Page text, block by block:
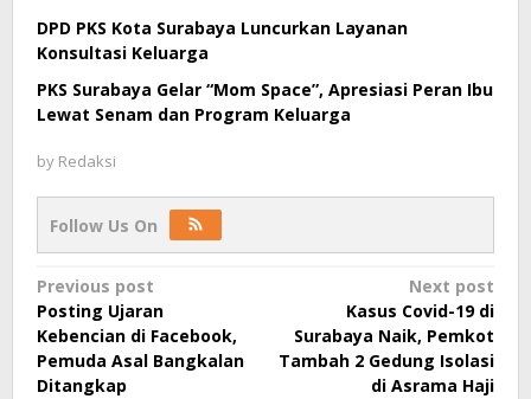
DPD PKS Kota Surabaya Luncurkan Layanan
Konsultasi Keluarga
PKS Surabaya Gelar “Mom Space”, Apresiasi Peran Ibu
Lewat Senam dan Program Keluarga
by Redaksi
Follow Us On
Post
navigation
Previous post
Posting Ujaran
Kebencian di Facebook,
Pemuda Asal Bangkalan
Ditangkap
Next post
Kasus Covid-19 di
Surabaya Naik, Pemkot
Tambah 2 Gedung Isolasi
di Asrama Haji